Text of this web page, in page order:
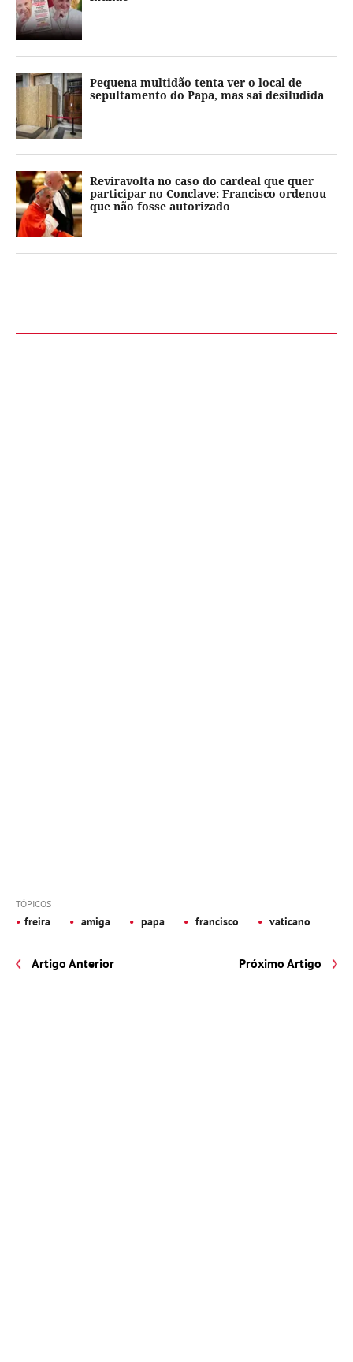
Pequena multidão tenta ver o local de
sepultamento do Papa, mas sai desiludida
Reviravolta no caso do cardeal que quer
participar no Conclave: Francisco ordenou
que não fosse autorizado
TÓPICOS
freira amiga papa francisco vaticano
Artigo Anterior Próximo Artigo